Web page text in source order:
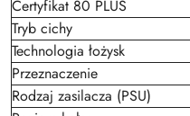
Certyfikat 80 PLUS
Tryb cichy
Technologia łożysk
Przeznaczenie
Rodzaj zasilacza (PSU)